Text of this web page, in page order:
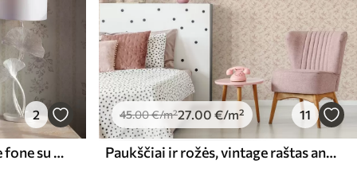
2
Derliaus gėlės dryžuotame fone su ornamentu
45.00€/m²27.00 €/m² 11
Paukščiai ir rožės, vintage raštas ant pudros rožinės spalvos